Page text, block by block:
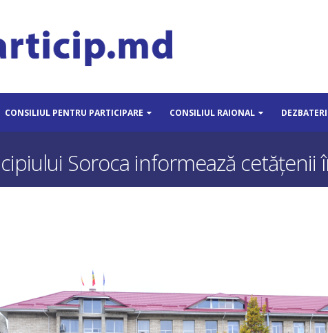
CONSILIUL PENTRU PARTICIPARE CONSILIUL RAIONAL
Soroca informează cetățenii